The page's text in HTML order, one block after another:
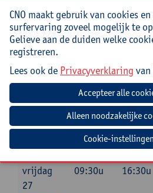
Praktisch
Cursuscode:26/OND/180A
Cursusmateriaal en lunch
Jouw bijdrage: 138 EUR.
Inlichtingen bij: Gonda Peeters,
gonda.peeters@uantwerpen.be
Beginuur Einduur
vrijdag
27
09:30u 16:30u
CNO maakt gebruik van cookies
surfervaring zoveel mogelijk te
Gelieve aan de duiden welke
registreren.
Lees ook de Privacyverklaring van
Cookie-instellingen